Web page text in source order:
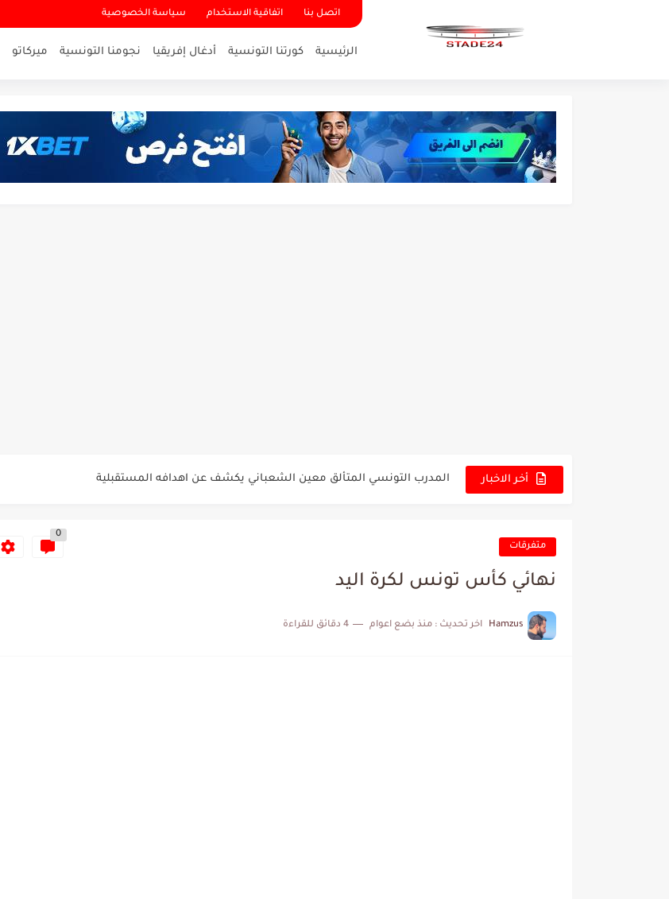
اتصل بنا اتفاقية الاستخدام سياسة الخصوصية
الرئيسية كورتنا التونسية أدغال إفريقيا نجومنا التونسية ميركاتو
أخر الاخبار المدرب التونسي المتألق معين الشعباني يكشف عن اهدافه المستقبلية
كابتن مانشستر يونايتد يدعم حنبعل المجبري
متفرقات
0
نهائي كأس تونس لكرة اليد
Hamzus اخر تحديث : منذ بضع اعوام 4 دقائق للقراءة